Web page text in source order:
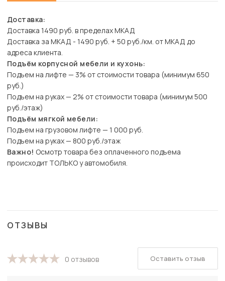
Доставка:
Доставка 1490 руб. в пределах МКАД
Доставка за МКАД - 1490 руб. + 50 руб./км. от МКАД до
адреса клиента.
Подъём корпусной мебели и кухонь:
Подъем на лифте — 3% от стоимости товара (минимум 650
руб.)
Подъем на руках — 2% от стоимости товара (минимум 500
руб./этаж)
Подъём мягкой мебели:
Подъем на грузовом лифте — 1 000 руб.
Подъем на руках — 800 руб./этаж
Важно! Осмотр товара без оплаченного подъема
происходит ТОЛЬКО у автомобиля.
ОТЗЫВЫ
0 отзывов Оставить отзыв